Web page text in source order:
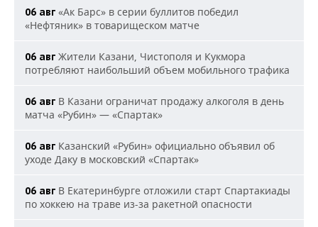
06 авг «Ак Барс» в серии буллитов победил
«Нефтяник» в товарищеском матче
06 авг Жители Казани, Чистополя и Кукмора
потребляют наибольший объем мобильного трафика
06 авг В Казани ограничат продажу алкоголя в день
матча «Рубин» — «Спартак»
06 авг Казанский «Рубин» официально объявил об
уходе Даку в московский «Спартак»
06 авг В Екатеринбурге отложили старт Спартакиады
по хоккею на траве из-за ракетной опасности